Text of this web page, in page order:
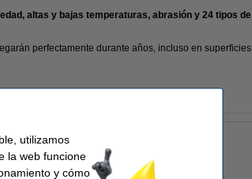
altas y bajas temperaturas, abrasión y 24 tipos de
perfectamente durante años, incluso en superficies
Temp mín:
Etiquetas por rollo::
Núm. de item:
utilizamos
la web funcione
y cómo